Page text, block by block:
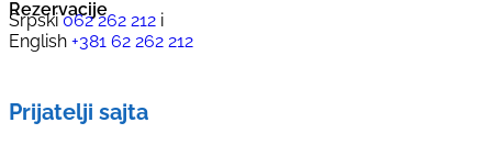
Rezervacije
Srpski062 262 212 i
English +381 62 262 212
Prijatelji sajta